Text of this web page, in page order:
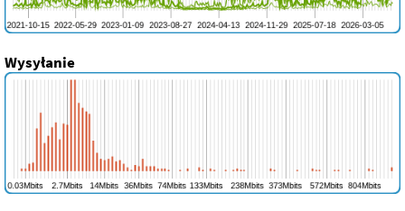
Wysyłanie